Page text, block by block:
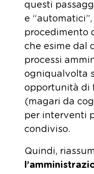
questi
e
procedimento
che esime dal
processi
ogniqualvolta
opportunità di
(magari da
per interventi
condiviso.
Quindi,